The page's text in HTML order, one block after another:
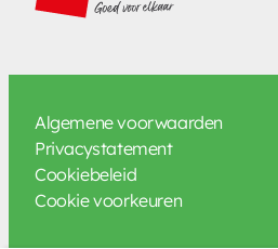
Algemene voorwaarden
Privacystatement
Cookiebeleid
Cookie voorkeuren